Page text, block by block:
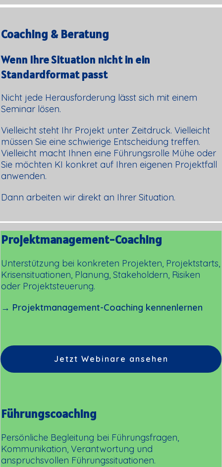
Coaching & Beratung
Wenn Ihre Situation nicht in ein
Standardformat passt
Nicht jede Herausforderung lässt sich mit einem
Seminar lösen.
Vielleicht steht Ihr Projekt unter Zeitdruck. Vielleicht
müssen Sie eine schwierige Entscheidung treffen.
Vielleicht macht Ihnen eine Führungsrolle Mühe oder
Sie möchten KI konkret auf Ihren eigenen Projektfall
anwenden.
Dann arbeiten wir direkt an Ihrer Situation.
Projektmanagement-Coaching
Unterstützung bei konkreten Projekten, Projektstarts,
Krisensituationen, Planung, Stakeholdern, Risiken
oder Projektsteuerung.
→ Projektmanagement-Coaching kennenlernen
Jetzt Webinare ansehen
Führungscoaching
Persönliche Begleitung bei Führungsfragen,
Kommunikation, Verantwortung und
anspruchsvollen Führungssituationen.